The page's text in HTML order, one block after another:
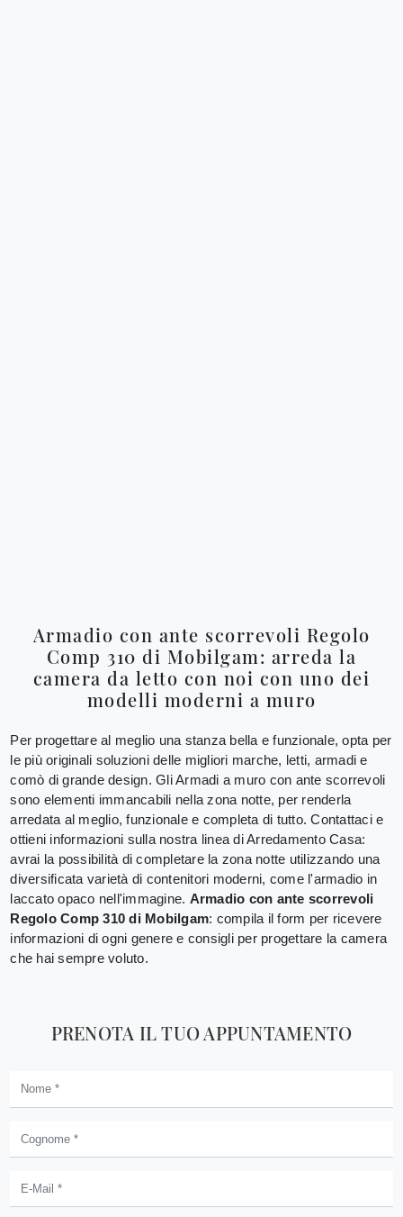
Armadio con ante scorrevoli Regolo
Comp 310 di Mobilgam: arreda la
camera da letto con noi con uno dei
modelli moderni a muro
Per progettare al meglio una stanza bella e funzionale, opta per
le più originali soluzioni delle migliori marche, letti, armadi e
comò di grande design. Gli Armadi a muro con ante scorrevoli
sono elementi immancabili nella zona notte, per renderla
arredata al meglio, funzionale e completa di tutto. Contattaci e
ottieni informazioni sulla nostra linea di Arredamento Casa:
avrai la possibilità di completare la zona notte utilizzando una
diversificata varietà di contenitori moderni, come l'armadio in
laccato opaco nell'immagine. Armadio con ante scorrevoli
Regolo Comp 310 di Mobilgam: compila il form per ricevere
informazioni di ogni genere e consigli per progettare la camera
che hai sempre voluto.
PRENOTA IL TUO APPUNTAMENTO